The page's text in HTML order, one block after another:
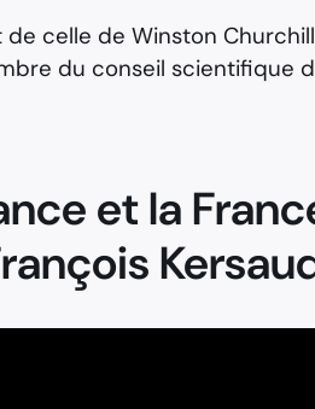
celle de Winston
du conseil scientifique
et la